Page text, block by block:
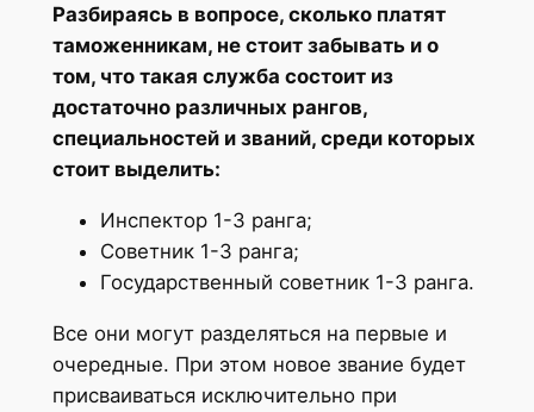
Разбираясь в вопросе, сколько платят
таможенникам, не стоит забывать и о
том, что такая служба состоит из
достаточно различных рангов,
специальностей и званий, среди которых
стоит выделить:
Инспектор 1-3 ранга;
Советник 1-3 ранга;
Государственный советник 1-3 ранга.
Все они могут разделяться на первые и
очередные. При этом новое звание будет
присваиваться исключительно при